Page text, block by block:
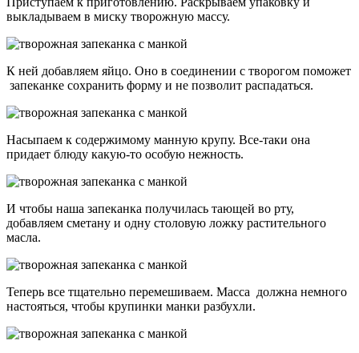
выкладываем в миску творожную массу.
К ней добавляем яйцо. Оно в соединении с творогом поможет
запеканке сохранить форму и не позволит распадаться.
Насыпаем к содержимому манную крупу. Все-таки она
придает блюду какую-то особую нежность.
И чтобы наша запеканка получилась тающей во рту,
добавляем сметану и одну столовую ложку растительного
масла.
Теперь все тщательно перемешиваем. Масса должна немного
настояться, чтобы крупинки манки разбухли.